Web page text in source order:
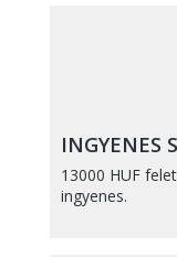
INGYENES
13000 HUF
ingyenes.